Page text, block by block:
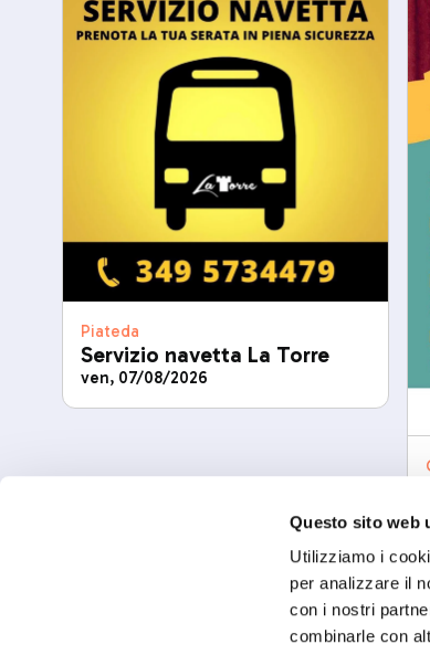
Questo sito web
Utilizziamo i
per analizzare il
con i nostri
combinarle con
Piateda
Servizio navetta La Torre
ven, 07/08/2026